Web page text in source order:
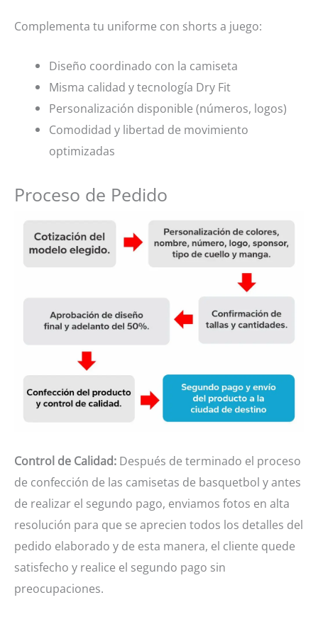
Complementa tu uniforme con shorts a juego:
Diseño coordinado con la camiseta
Misma calidad y tecnología Dry Fit
Personalización disponible (números, logos)
Comodidad y libertad de movimiento
optimizadas
Proceso de Pedido
Control de Calidad: Después de terminado el proceso
de confección de las camisetas de basquetbol y antes
de realizar el segundo pago, enviamos fotos en alta
resolución para que se aprecien todos los detalles del
pedido elaborado y de esta manera, el cliente quede
satisfecho y realice el segundo pago sin
preocupaciones.